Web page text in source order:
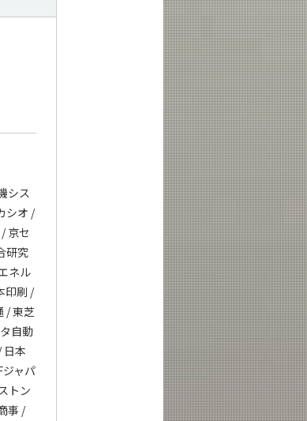
シス
シオ /
京セ
研究
ネル
印刷 /
/ 東芝
自動
日本
ャパ
トン
事 /